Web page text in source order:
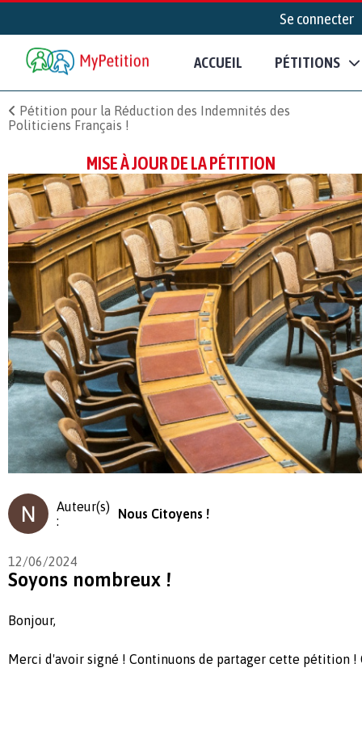
Se connecter
ACCUEIL PÉTITIONS
Pétition pour la Réduction des Indemnités des
Politiciens Français !
MISE À JOUR DE LA PÉTITION
Auteur(s)
:
Nous Citoyens !
12/06/2024
Soyons nombreux !
Bonjour,
Merci d'avoir signé ! Continuons de partager cette pétition !